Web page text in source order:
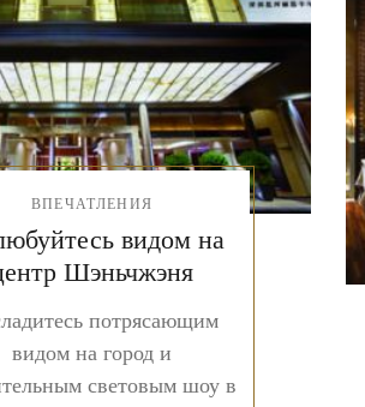
ВПЕЧАТЛЕНИЯ
видом на
Шэньчжэня
потрясающим
видом на город и
световым шоу в